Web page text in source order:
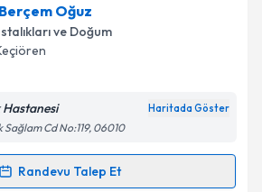
Oğuz
ve Doğum
Haritada Göster
Sağlam Cd No:119, 06010
Randevu Talep Et
Talebi